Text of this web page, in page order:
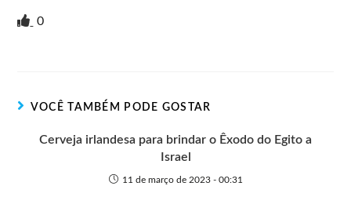
i
e
k
p
e
r
0
VOCÊ TAMBÉM PODE GOSTAR
Cerveja irlandesa para brindar o Êxodo do Egito a
Israel
11 de março de 2023 - 00:31